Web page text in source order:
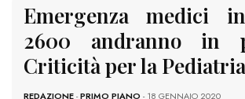
Emergenza medici
2600 andranno in
Criticità per la Pediatria
REDAZIONE-PRIMO PIANO - 18 GENNAIO 2020